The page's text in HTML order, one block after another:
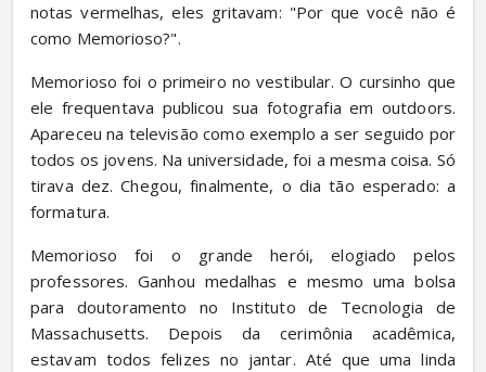
notas vermelhas, eles gritavam: "Por que você não é
como Memorioso?".
Memorioso foi o primeiro no vestibular. O cursinho que
ele frequentava publicou sua fotografia em outdoors.
Apareceu na televisão como exemplo a ser seguido por
todos os jovens. Na universidade, foi a mesma coisa. Só
tirava dez. Chegou, finalmente, o dia tão esperado: a
formatura.
Memorioso foi o grande herói, elogiado pelos
professores. Ganhou medalhas e mesmo uma bolsa
para doutoramento no Instituto de Tecnologia de
Massachusetts. Depois da cerimônia acadêmica,
estavam todos felizes no jantar. Até que uma linda